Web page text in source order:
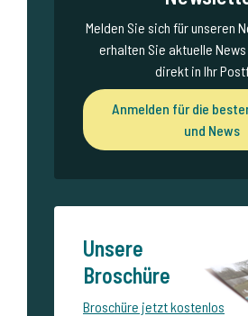
Melden Sie sich für unseren
erhalten Sie aktuelle
direkt in Ihr
Anmelden für die
und News
Unsere
Broschüre
Broschüre jetzt kostenlos